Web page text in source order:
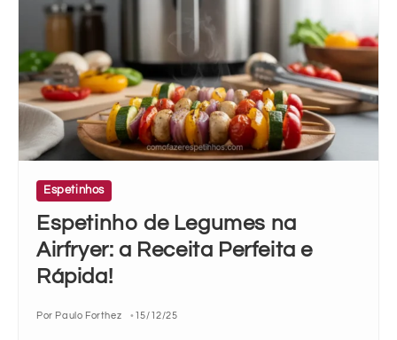
Espetinhos
Espetinho de Legumes na
Airfryer: a Receita Perfeita e
Rápida!
Por Paulo Forthez 15/12/25